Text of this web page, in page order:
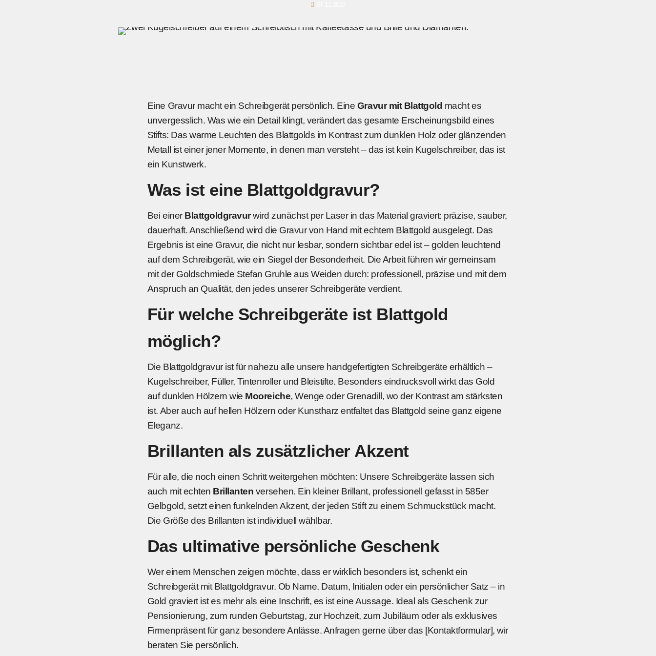
Eine Gravur macht ein Schreibgerät persönlich. Eine Gravur mit Blattgold macht es
unvergesslich. Was wie ein Detail klingt, verändert das gesamte Erscheinungsbild eines
Stifts: Das warme Leuchten des Blattgolds im Kontrast zum dunklen Holz oder glänzenden
Metall ist einer jener Momente, in denen man versteht – das ist kein Kugelschreiber, das ist
ein Kunstwerk.
Was ist eine Blattgoldgravur?
Bei einer Blattgoldgravurwird zunächst per Laser in das Material graviert: präzise, sauber,
dauerhaft. Anschließend wird die Gravur von Hand mit echtem Blattgold ausgelegt. Das
Ergebnis ist eine Gravur, die nicht nur lesbar, sondern sichtbar edel ist – golden leuchtend
auf dem Schreibgerät, wie ein Siegel der Besonderheit. Die Arbeit führen wir gemeinsam
mit der Goldschmiede Stefan Gruhle aus Weiden durch: professionell, präzise und mit dem
Anspruch an Qualität, den jedes unserer Schreibgeräte verdient.
Für welche Schreibgeräte ist Blattgold
möglich?
Die Blattgoldgravur ist für nahezu alle unsere handgefertigten Schreibgeräte erhältlich –
Kugelschreiber, Füller, Tintenroller und Bleistifte. Besonders eindrucksvoll wirkt das Gold
auf dunklen Hölzern wie Mooreiche, Wenge oder Grenadill, wo der Kontrast am stärksten
ist. Aber auch auf hellen Hölzern oder Kunstharz entfaltet das Blattgold seine ganz eigene
Eleganz.
Brillanten als zusätzlicher Akzent
Für alle, die noch einen Schritt weitergehen möchten: Unsere Schreibgeräte lassen sich
auch mit echten Brillanten versehen. Ein kleiner Brillant, professionell gefasst in 585er
Gelbgold, setzt einen funkelnden Akzent, der jeden Stift zu einem Schmuckstück macht.
Die Größe des Brillanten ist individuell wählbar.
Das ultimative persönliche Geschenk
Wer einem Menschen zeigen möchte, dass er wirklich besonders ist, schenkt ein
Schreibgerät mit Blattgoldgravur. Ob Name, Datum, Initialen oder ein persönlicher Satz – in
Gold graviert ist es mehr als eine Inschrift, es ist eine Aussage. Ideal als Geschenk zur
Pensionierung, zum runden Geburtstag, zur Hochzeit, zum Jubiläum oder als exklusives
Firmenpräsent für ganz besondere Anlässe. Anfragen gerne über das [Kontaktformular], wir
beraten Sie persönlich.